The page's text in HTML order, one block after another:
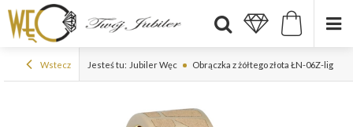
Wstecz Jesteś tu: Jubiler Węc Obrączka z żółtego złota ŁN-06Z-light-k